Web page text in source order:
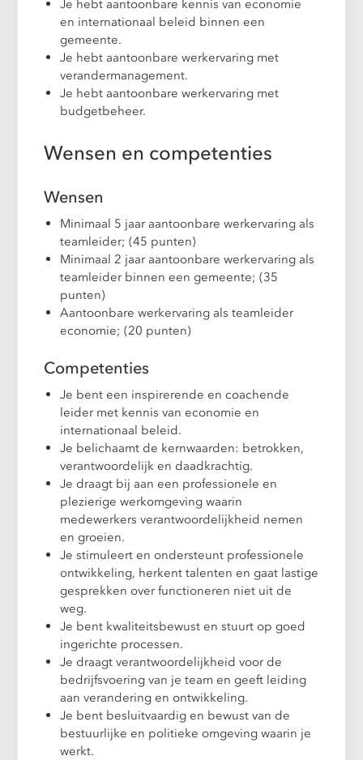
Je hebt aantoonbare kennis van economie
en internationaal beleid binnen een
gemeente.
Je hebt aantoonbare werkervaring met
verandermanagement.
Je hebt aantoonbare werkervaring met
budgetbeheer.
Wensen en competenties
Wensen
Minimaal 5 jaar aantoonbare werkervaring als
teamleider; (45 punten)
Minimaal 2 jaar aantoonbare werkervaring als
teamleider binnen een gemeente; (35
punten)
Aantoonbare werkervaring als teamleider
economie; (20 punten)
Competenties
Je bent een inspirerende en coachende
leider met kennis van economie en
internationaal beleid.
Je belichaamt de kernwaarden: betrokken,
verantwoordelijk en daadkrachtig.
Je draagt bij aan een professionele en
plezierige werkomgeving waarin
medewerkers verantwoordelijkheid nemen
en groeien.
Je stimuleert en ondersteunt professionele
ontwikkeling, herkent talenten en gaat lastige
gesprekken over functioneren niet uit de
weg.
Je bent kwaliteitsbewust en stuurt op goed
ingerichte processen.
Je draagt verantwoordelijkheid voor de
bedrijfsvoering van je team en geeft leiding
aan verandering en ontwikkeling.
Je bent besluitvaardig en bewust van de
bestuurlijke en politieke omgeving waarin je
werkt.